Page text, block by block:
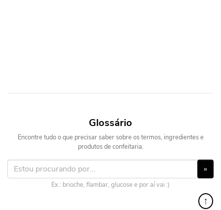
Glossário
Encontre tudo o que precisar saber sobre os termos, ingredientes e
produtos de confeitaria.
»
Ex.: brioche, flambar, glucose e por aí vai :)
↑